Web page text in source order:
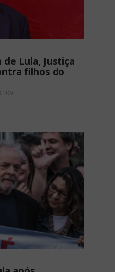
Lula, Justiça
filhos do